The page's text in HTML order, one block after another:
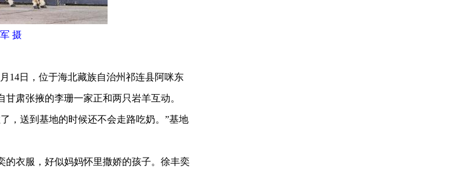
摄
日，位于海北藏族自治州祁连县阿咪东
肃张掖的李珊一家正和两只岩羊互动。
送到基地的时候还不会走路吃奶。”基地
衣服，好似妈妈怀里撒娇的孩子。徐丰奕